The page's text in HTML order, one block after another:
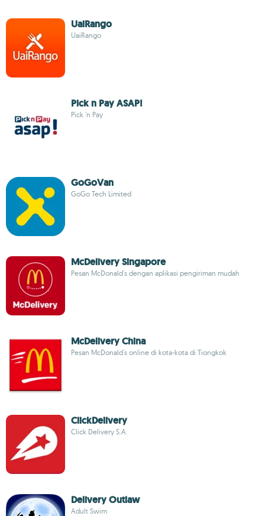
UaiRango
UaiRango
Pick n Pay ASAP!
Pick 'n Pay
GoGoVan
GoGo Tech Limited
McDelivery Singapore
Pesan McDonald's dengan aplikasi pengiriman mudah
McDelivery China
Pesan McDonald's online di kota-kota di Tiongkok
ClickDelivery
Click Delivery S.A.
Delivery Outlaw
Adult Swim